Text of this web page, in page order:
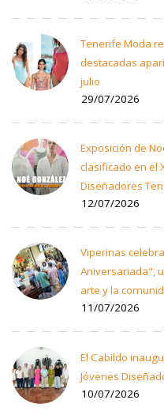
Tenerife Moda
destacadas
julio
29/07/2026
Exposición de
clasificado en el
Diseñadores
12/07/2026
Viperinas
Aniversariada",
arte y la
11/07/2026
El Cabildo
Jóvenes
10/07/2026